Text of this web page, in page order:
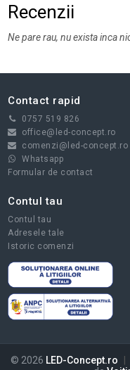
Recenzii
Ne pare rau, nu exista inca
Contact rapid
0757 519 826
office@led-concept.ro
comenzi@led-concept.ro
Whatsapp
Formular de contact
Contul tau
Contul tau
Adresele tale
Istoric comenzi
© 2026 LED-Concept.ro |